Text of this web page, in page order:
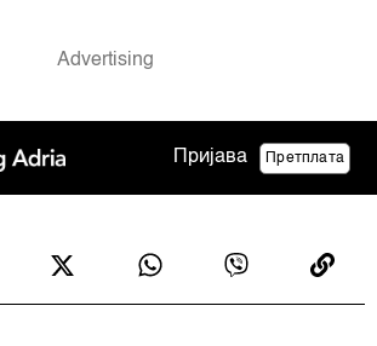
Пријава Претплата